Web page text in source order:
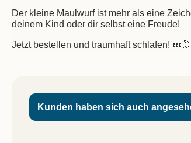
Der kleine Maulwurf ist mehr als eine
deinem Kind oder dir selbst eine Freude!
Jetzt bestellen und traumhaft schlafen! 💤🌛
Kunden haben sich auch